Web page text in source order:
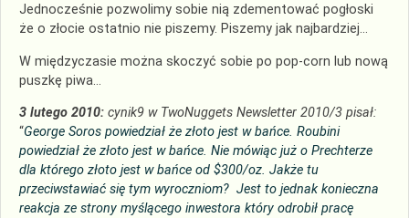
Jednocześnie pozwolimy sobie nią zdementować pogłoski
że o złocie ostatnio nie piszemy. Piszemy jak najbardziej…
W międzyczasie można skoczyć sobie po pop-corn lub nową
puszkę piwa…
3 lutego 2010: cynik9 w TwoNuggets Newsletter 2010/3 pisał:
“George Soros powiedział że złoto jest w bańce. Roubini
powiedział że złoto jest w bańce. Nie mówiąc już o Prechterze
dla którego złoto jest w bańce od $300/oz. Jakże tu
przeciwstawiać się tym wyroczniom? Jest to jednak konieczna
reakcja ze strony myślącego inwestora który odrobił pracę